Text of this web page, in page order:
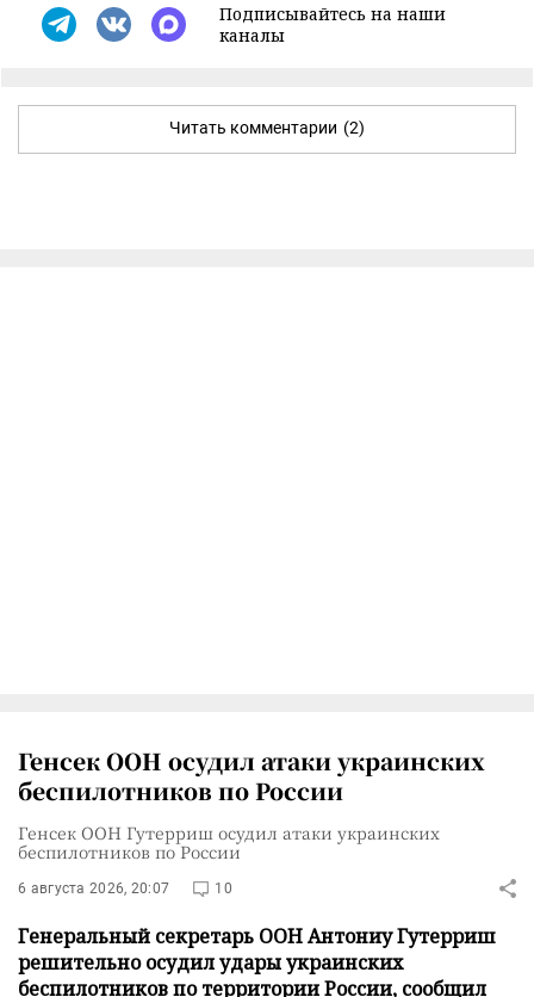
Подписывайтесь на наши
каналы
Читать комментарии (2)
Генсек ООН осудил атаки украинских
беспилотников по России
Генсек ООН Гутерриш осудил атаки украинских
беспилотников по России
6 августа 2026, 20:07 10
Генеральный секретарь ООН Антониу Гутерриш
решительно осудил удары украинских
беспилотников по территории России, сообщил